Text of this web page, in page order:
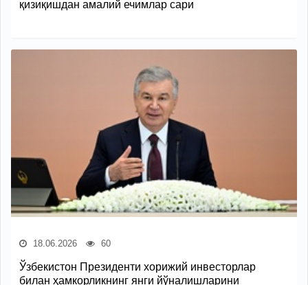
қизиқишдан амалий ечимлар сари
18.06.2026 60
Ўзбекистон Президенти хорижий инвесторлар
билан ҳамкорликнинг янги йўналишларини